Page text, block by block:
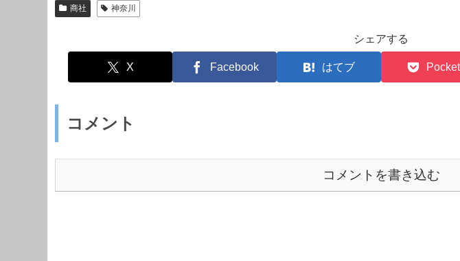
商社 神奈川
シェアする
X Facebook はてブ Pocket
コメント
コメントを書き込む